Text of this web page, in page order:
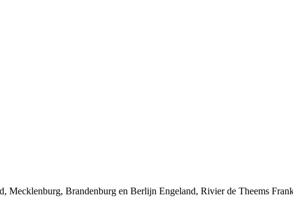
Mecklenburg, Brandenburg en Berlijn Engeland, Rivier de Theems